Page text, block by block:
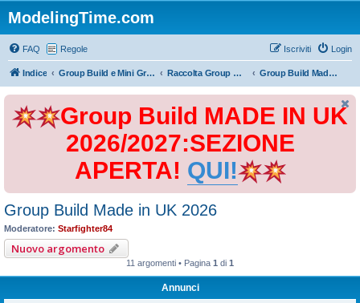
ModelingTime.com
FAQ Regole Login
Iscriviti
Indice Group Build e Mini Group Build Raccolta Group Build Group Build Made in UK 2026
Group Build MADE IN UK
2026/2027:SEZIONE
APERTA! QUI!
Group Build Made in UK 2026
Moderatore: Starfighter84
Nuovo argomento
11 argomenti • Pagina 1 di 1
Annunci